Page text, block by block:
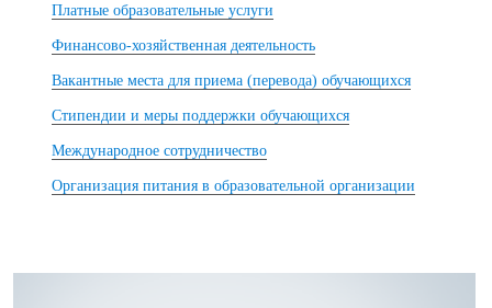
Платные образовательные услуги
Финансово-хозяйственная деятельность
Вакантные места для приема (перевода) обучающихся
Стипендии и меры поддержки обучающихся
Международное сотрудничество
Организация питания в образовательной организации